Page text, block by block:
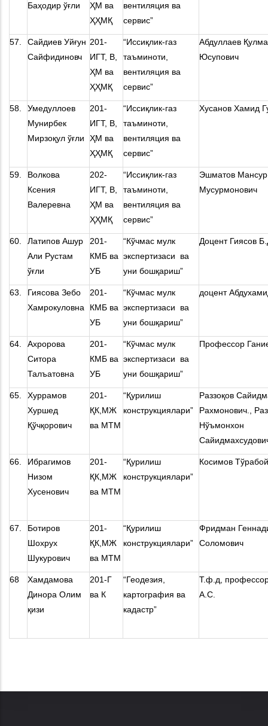
Баҳодир ўғли
ҲМ ва
ҲҲМҚ
вентиляция ва
сервис”
57.
Сайдиев Уйғун
Сайфидиновч
201-
ИГТ, В,
ҲМ ва
ҲҲМҚ
“Иссиқлик-газ
таъминоти,
вентиляция ва
сервис”
Абдуллаев
Юсупович
58.
Умедуллоев
Мунирбек
Мирзоқул ўғли
201-
ИГТ, В,
ҲМ ва
ҲҲМҚ
“Иссиқлик-газ
таъминоти,
вентиляция ва
сервис”
Хусанов Хамид
59.
Волкова
Ксения
Валеревна
202-
ИГТ, В,
ҲМ ва
ҲҲМҚ
“Иссиқлик-газ
таъминоти,
вентиляция ва
сервис”
Эшматов Мансур
Мусурмонович
60.
Латипов Ашур
Али Рустам
ўғли
201-
КМБ ва
УБ
“Кўчмас мулк
экспертизаси ва
уни бошқариш”
Доцент Гиясов
63.
Гиясова Зебо
Хамрокуловна
201-
КМБ ва
УБ
“Кўчмас мулк
экспертизаси ва
уни бошқариш”
доцент
64.
Ахророва
Ситора
Талъатовна
201-
КМБ ва
УБ
“Кўчмас мулк
экспертизаси ва
уни бошқариш”
Профессор
65.
Хуррамов
Хуршед
Қўчқорович
201-
ҚК,МЖ
ва МТМ
“Қурилиш
конструкциялари”
Раззоқов
Рахмонович.,
Нўъмонхон
66.
Ибрагимов
Низом
Хусенович
201-
ҚК,МЖ
ва МТМ
“Қурилиш
конструкциялари”
Косимов Тўрабой
67.
Ботиров
Шохрух
Шукурович
201-
ҚК,МЖ
ва МТМ
“Қурилиш
конструкциялари”
Фридман
Соломович
68
Хамдамова
Динора Олим
қизи
201-Г
ва К
“Геодезия,
картография ва
кадастр”
Т.ф.д,
А.С.